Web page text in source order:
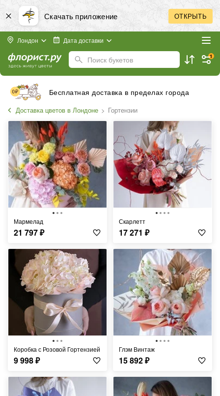
Скачать приложение ОТКРЫТЬ
Лондон Дата доставки
Поиск букетов 1
Бесплатная доставка в пределах города
Доставка цветов в Лондоне Гортензии
Мармелад
21 797₽
Скарлетт
17 271 ₽
Коробка с Розовой Гортензией
9 998₽
Глэм Винтаж
15 892₽